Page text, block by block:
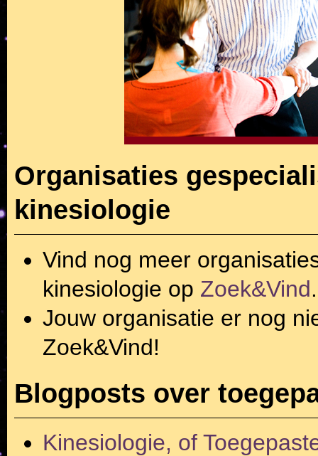
Organisaties
kinesiologie
Vind nog meer
kinesiologie op Zoek&Vind.
Jouw organisatie er nog
Zoek&Vind!
Blogposts over
Kinesiologie, of